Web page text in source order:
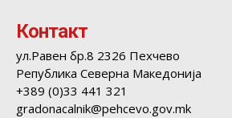
Контакт
ул.Равен бр.8 2326 Пехчево
Република Северна Македонија
+389 (0)33 441 321
gradonacalnik@pehcevo.gov.mk